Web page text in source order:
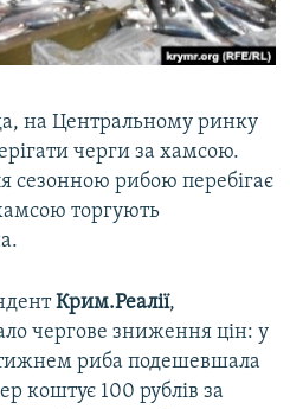
на Центральному ринку
черги за хамсою.
сезонною рибою перебігає
торгують
Крим.Реалії,
чергове зниження цін: у
риба подешевшала
коштує 100 рублів за